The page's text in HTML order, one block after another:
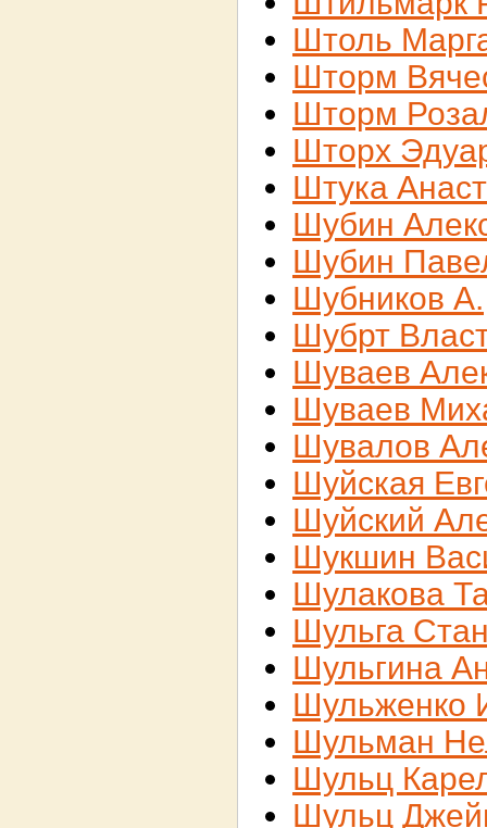
Штоль
Шторм
Шторм
Шторх
Штука
Шубин
Шубин
Шубников А.
Шубрт
Шуваев
Шуваев
Шувалов
Шуйская
Шуйский
Шукшин
Шулакова
Шульга
Шульгина
Шульженко
Шульман
Шульц
Шульц